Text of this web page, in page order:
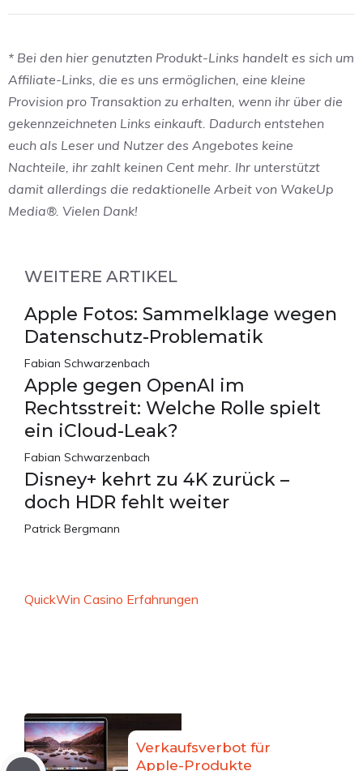
* Bei den hier genutzten Produkt-Links handelt es sich um
Affiliate-Links, die es uns ermöglichen, eine kleine
Provision pro Transaktion zu erhalten, wenn ihr über die
gekennzeichneten Links einkauft. Dadurch entstehen
euch als Leser und Nutzer des Angebotes keine
Nachteile, ihr zahlt keinen Cent mehr. Ihr unterstützt
damit allerdings die redaktionelle Arbeit von WakeUp
Media®. Vielen Dank!
WEITERE ARTIKEL
Apple Fotos: Sammelklage wegen
Datenschutz-Problematik
Fabian Schwarzenbach
Apple gegen OpenAI im
Rechtsstreit: Welche Rolle spielt
ein iCloud-Leak?
Fabian Schwarzenbach
Disney+ kehrt zu 4K zurück –
doch HDR fehlt weiter
Patrick Bergmann
QuickWin Casino Erfahrungen
Verkaufsverbot für
Apple-Produkte